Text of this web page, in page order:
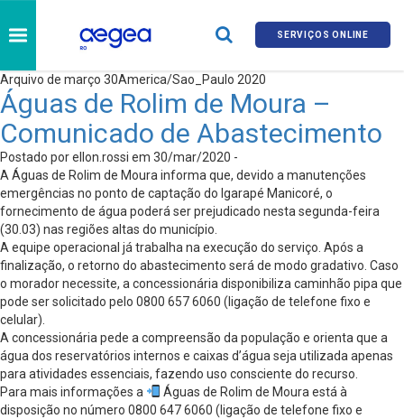
SERVIÇOS ONLINE
Arquivo de março 30America/Sao_Paulo 2020
Águas de Rolim de Moura –
Comunicado de Abastecimento
Postado por ellon.rossi em 30/mar/2020 -
A Águas de Rolim de Moura informa que, devido a manutenções
emergências no ponto de captação do Igarapé Manicoré, o
fornecimento de água poderá ser prejudicado nesta segunda-feira
(30.03) nas regiões altas do município.
A equipe operacional já trabalha na execução do serviço. Após a
finalização, o retorno do abastecimento será de modo gradativo. Caso
o morador necessite, a concessionária disponibiliza caminhão pipa que
pode ser solicitado pelo 0800 657 6060 (ligação de telefone fixo e
celular).
A concessionária pede a compreensão da população e orienta que a
água dos reservatórios internos e caixas d’água seja utilizada apenas
para atividades essenciais, fazendo uso consciente do recurso.
Para mais informações a
Águas de Rolim de Moura está à
disposição no número 0800 647 6060 (ligação de telefone fixo e